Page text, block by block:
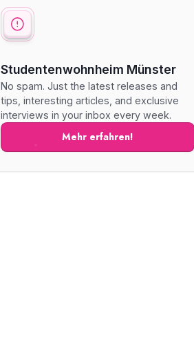
Studentenwohnheim Münster
No spam. Just the latest releases and
tips, interesting articles, and exclusive
interviews in your inbox every week.
Mehr erfahren!